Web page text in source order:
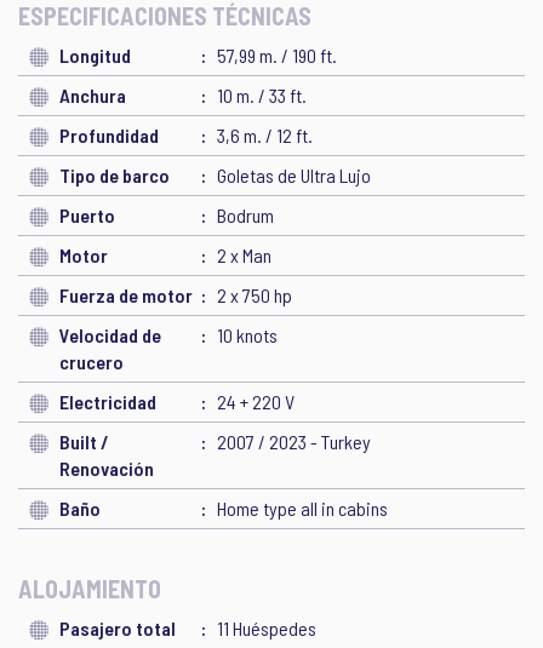
ESPECIFICACIONES TÉCNICAS
Longitud
57,99 m. / 190 ft.
Anchura
10 m. / 33 ft.
Profundidad
3,6 m. / 12 ft.
Tipo de barco
Goletas de Ultra Lujo
Puerto
Bodrum
Motor
2 x Man
Fuerza de motor
2 x 750 hp
Velocidad de
crucero
10 knots
Electricidad
24 + 220 V
Built /
Renovación
2007 / 2023 - Turkey
Baño Home type all in cabins
ALOJAMIENTO
Pasajero total
11 Huéspedes